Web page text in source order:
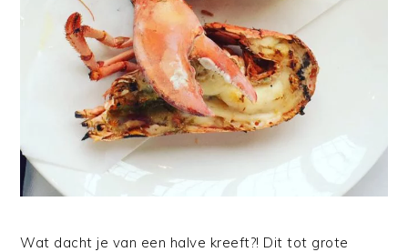
Wat dacht je van een halve kreeft?! Dit tot grote